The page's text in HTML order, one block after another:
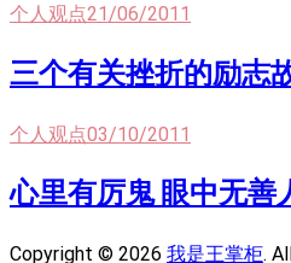
个人观点21/06/2011
三个有关挫折的励志
个人观点03/10/2011
心里有厉鬼 眼中无善
Copyright © 2026 我是王掌柜.